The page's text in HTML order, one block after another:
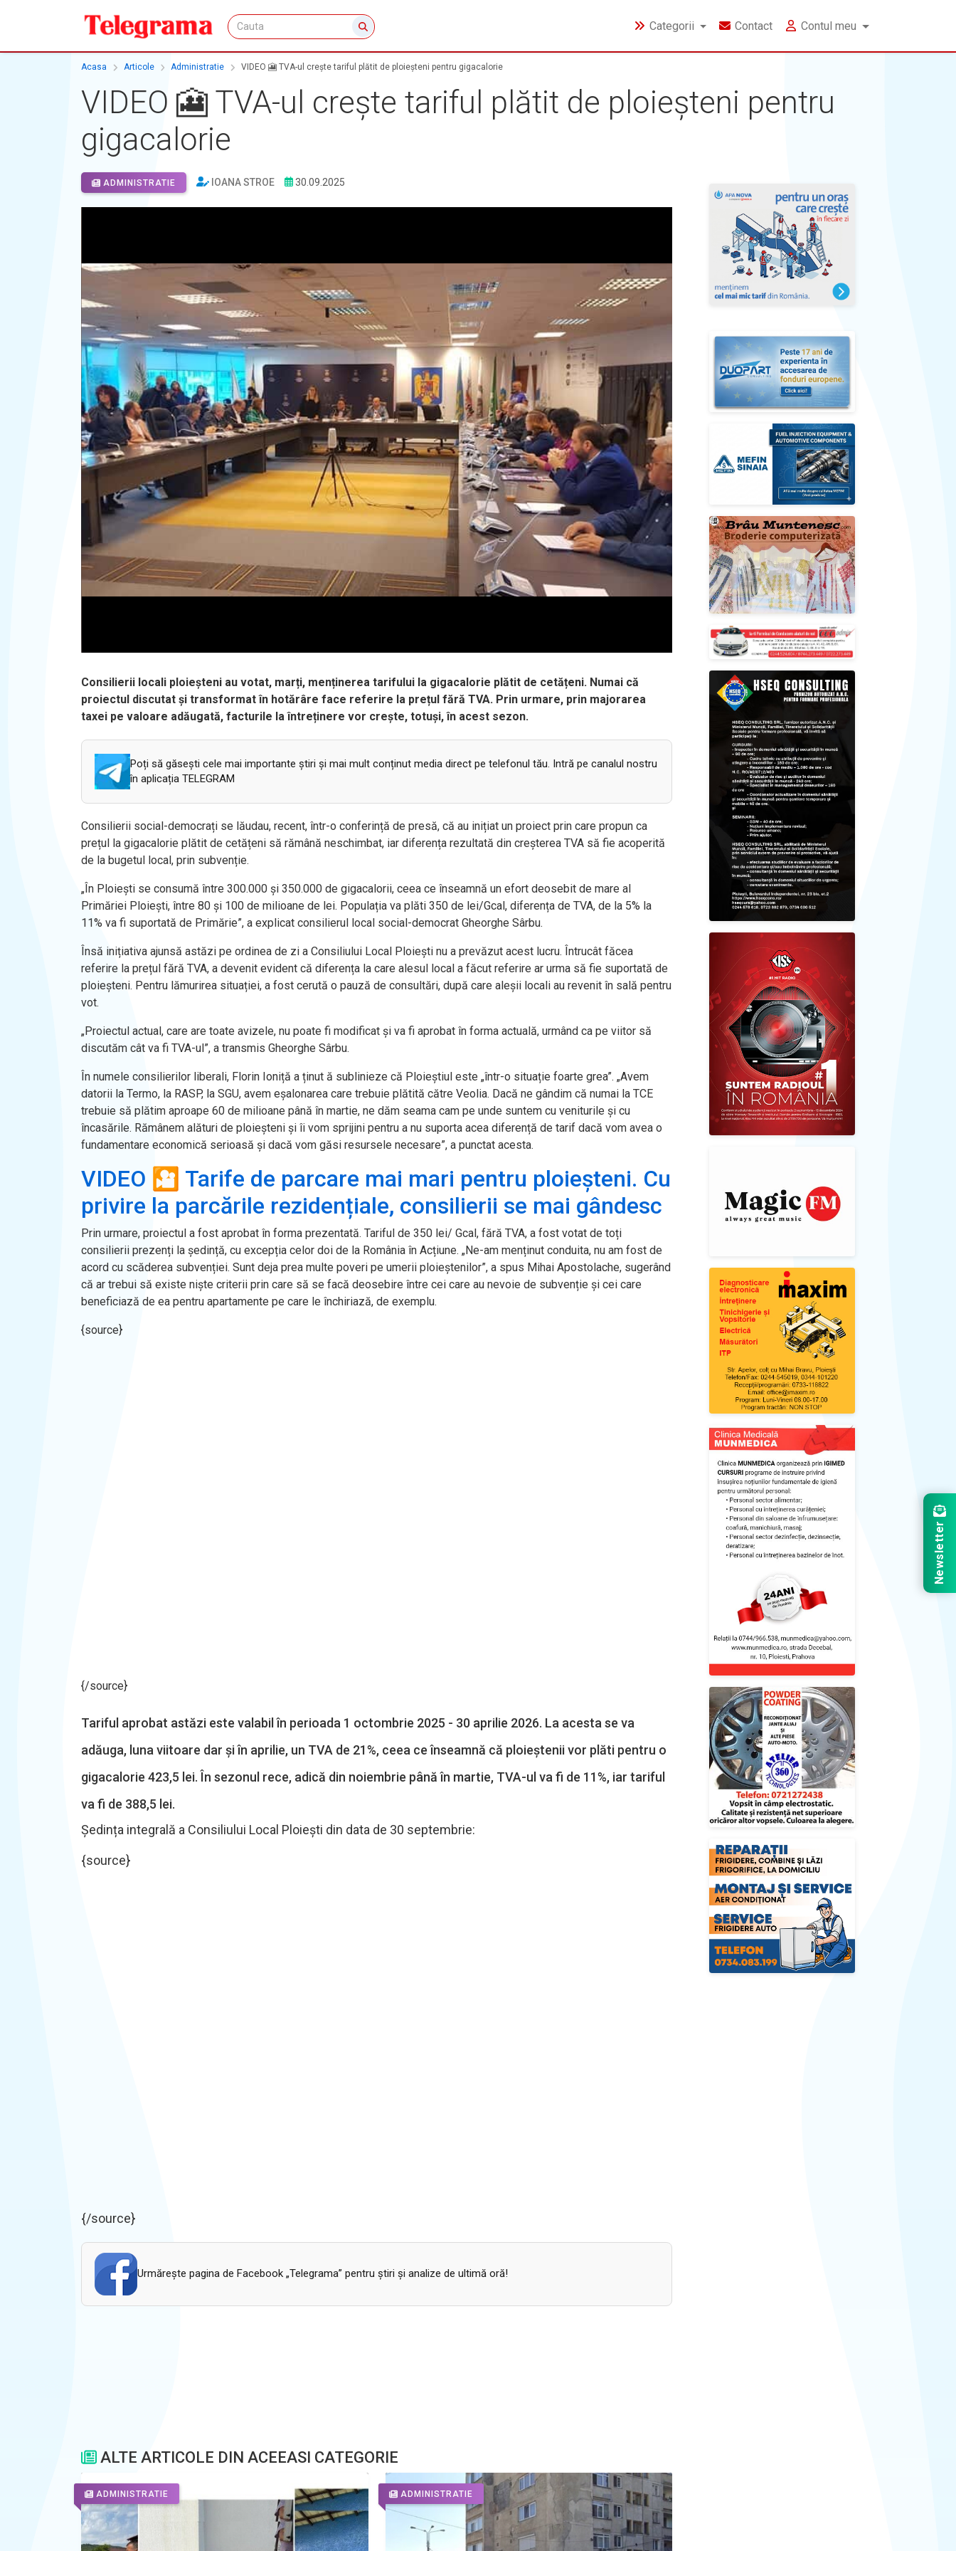
Categorii Contact Contul meu
Acasa Articole Administratie VIDEO 🎦 TVA-ul crește tariful plătit de ploieșteni pentru gigacalorie
VIDEO 🎦 TVA-ul crește tariful plătit de ploieșteni pentru
gigacalorie
ADMINISTRATIE IOANA STROE 30.09.2025
Consilierii locali ploieșteni au votat, marți, menținerea tarifului la gigacalorie plătit de cetățeni. Numai că
proiectul discutat și transformat în hotărâre face referire la prețul fără TVA. Prin urmare, prin majorarea
taxei pe valoare adăugată, facturile la întreținere vor crește, totuși, în acest sezon.
Poți să găsești cele mai importante știri și mai mult conținut media direct pe telefonul tău. Intră pe canalul nostru
în aplicația TELEGRAM
Consilierii social-democrați se lăudau, recent, într-o conferință de presă, că au inițiat un proiect prin care propun ca
prețul la gigacalorie plătit de cetățeni să rămână neschimbat, iar diferența rezultată din creșterea TVA să fie acoperită
de la bugetul local, prin subvenție.
„În Ploiești se consumă între 300.000 și 350.000 de gigacalorii, ceea ce înseamnă un efort deosebit de mare al
Primăriei Ploiești, între 80 și 100 de milioane de lei. Populația va plăti 350 de lei/Gcal, diferența de TVA, de la 5% la
11% va fi suportată de Primărie”, a explicat consilierul local social-democrat Gheorghe Sârbu.
Însă inițiativa ajunsă astăzi pe ordinea de zi a Consiliului Local Ploiești nu a prevăzut acest lucru. Întrucât făcea
referire la prețul fără TVA, a devenit evident că diferența la care alesul local a făcut referire ar urma să fie suportată de
ploieșteni. Pentru lămurirea situației, a fost cerută o pauză de consultări, după care aleșii locali au revenit în sală pentru
vot.
„Proiectul actual, care are toate avizele, nu poate fi modificat și va fi aprobat în forma actuală, urmând ca pe viitor să
discutăm cât va fi TVA-ul”, a transmis Gheorghe Sârbu.
În numele consilierilor liberali, Florin Ioniță a ținut ă sublinieze că Ploieștiul este „într-o situație foarte grea”. „Avem
datorii la Termo, la RASP, la SGU, avem eșalonarea care trebuie plătită către Veolia. Dacă ne gândim că numai la TCE
trebuie să plătim aproape 60 de milioane până în martie, ne dăm seama cam pe unde suntem cu veniturile și cu
încasările. Rămânem alături de ploieșteni și îi vom sprijini pentru a nu suporta acea diferență de tarif dacă vom avea o
fundamentare economică serioasă și dacă vom găsi resursele necesare”, a punctat acesta.
VIDEO 🎦 Tarife de parcare mai mari pentru ploieșteni. Cu
privire la parcările rezidențiale, consilierii se mai gândesc
Prin urmare, proiectul a fost aprobat în forma prezentată. Tariful de 350 lei/ Gcal, fără TVA, a fost votat de toți
consilierii prezenți la ședință, cu excepția celor doi de la România în Acțiune. „Ne-am menținut conduita, nu am fost de
acord cu scăderea subvenției. Sunt deja prea multe poveri pe umerii ploieștenilor”, a spus Mihai Apostolache, sugerând
că ar trebui să existe niște criterii prin care să se facă deosebire între cei care au nevoie de subvenție și cei care
beneficiază de ea pentru apartamente pe care le închiriază, de exemplu.
{source}
{/source}
Tariful aprobat astăzi este valabil în perioada 1 octombrie 2025 - 30 aprilie 2026. La acesta se va
adăuga, luna viitoare dar și în aprilie, un TVA de 21%, ceea ce înseamnă că ploieștenii vor plăti pentru o
gigacalorie 423,5 lei. În sezonul rece, adică din noiembrie până în martie, TVA-ul va fi de 11%, iar tariful
va fi de 388,5 lei.
Ședința integrală a Consiliului Local Ploiești din data de 30 septembrie:
{source}
{/source}
Urmăreşte pagina de Facebook „Telegrama” pentru ştiri şi analize de ultimă oră!
ALTE ARTICOLE DIN ACEEASI CATEGORIE
ADMINISTRATIE ADMINISTRATIE
Newsletter